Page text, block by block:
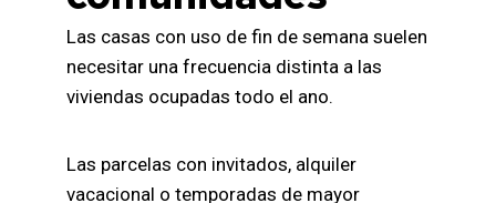
Las casas con uso de fin de semana suelen
necesitar una frecuencia distinta a las
viviendas ocupadas todo el ano.
Las parcelas con invitados, alquiler
vacacional o temporadas de mayor